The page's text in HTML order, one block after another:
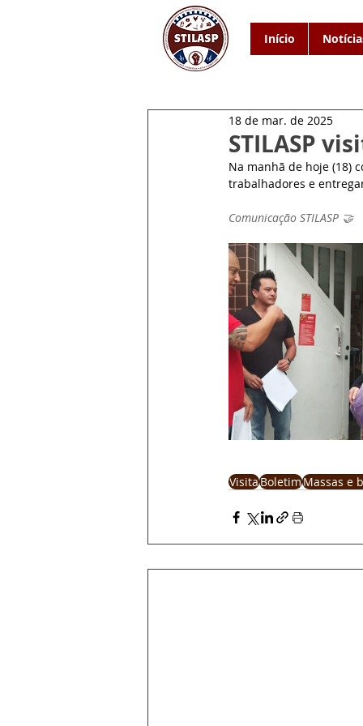
Início
STILASP
18 de mar. de 2025
Na manhã de hoje (18)
trabalhadores e
Comunicação STILASP 🤝
VisitaBoletimMassas e